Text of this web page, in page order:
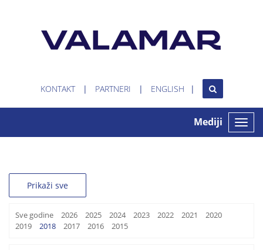
KONTAKT PARTNERI ENGLISH
Toggle
Mediji
Prikaži sve
Sve godine 2026 2025 2024 2023 2022 2021
2020
2019
2018 2017 2016 2015